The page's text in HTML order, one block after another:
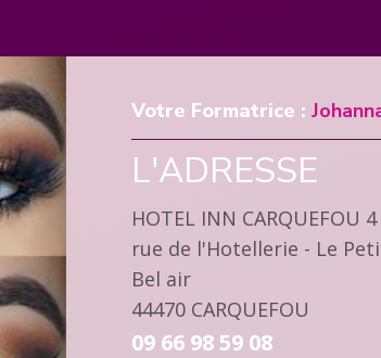
Votre Formatrice :
L'ADRESSE
HOTEL INN CARQUEFOU 4
rue de l'Hotellerie - Le
Bel air
44470 CARQUEFOU
09 66 98 59 08